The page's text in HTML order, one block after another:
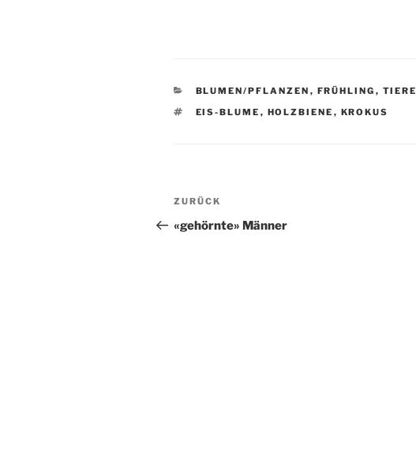
KATEGORIEN
BLUMEN/PFLANZEN , FRÜHLING , TIERE
SCHLAGWÖRTER
EIS-BLUME , HOLZBIENE , KROKUS
Beitragsnavigation
Vorheriger
Beitrag
ZURÜCK
«gehörnte» Männer